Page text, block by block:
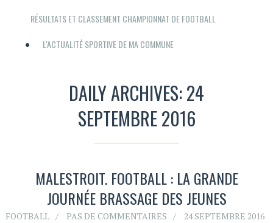
RÉSULTATS ET CLASSEMENT CHAMPIONNAT DE FOOTBALL
L'ACTUALITÉ SPORTIVE DE MA COMMUNE
DAILY ARCHIVES: 24
SEPTEMBRE 2016
MALESTROIT. FOOTBALL : LA GRANDE
JOURNÉE BRASSAGE DES JEUNES
FOOTBALL PAS DE COMMENTAIRES 24 SEPTEMBRE 2016